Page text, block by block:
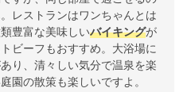
レストランはワンちゃんとは
豊富な美味しいバイキングが
ビーフもおすすめ。大浴場に
り、清々しい気分で温泉を楽
園の散策も楽しいですよ。